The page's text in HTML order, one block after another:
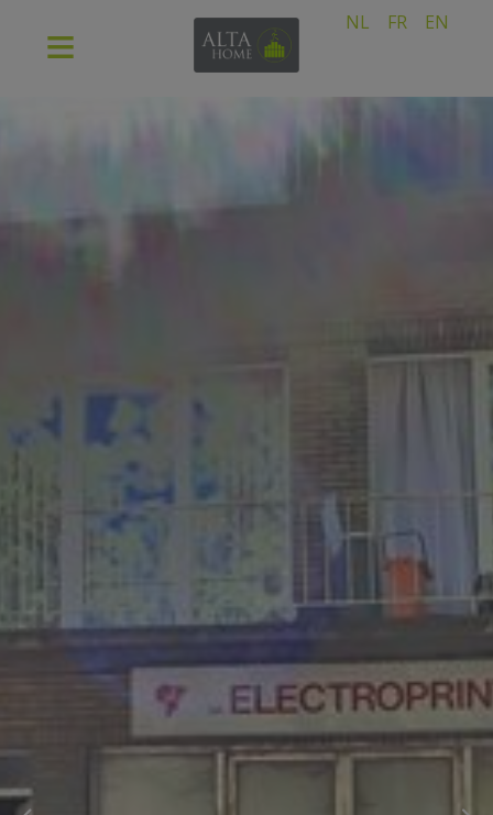
NL FR EN